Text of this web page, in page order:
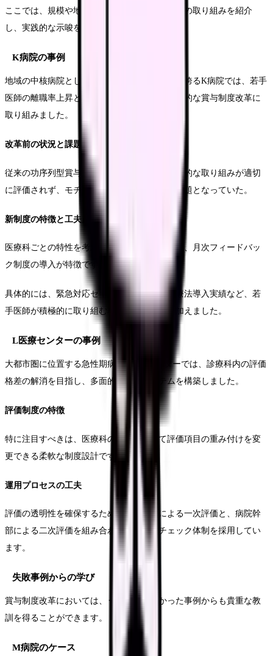
ここでは、規模や地域の異なる複数の医療機関の取り組みを紹介
し、実践的な示唆を提供します。
K病院の事例
地域の中核病院として年間外来患者数15万人を誇るK病院では、若手
医師の離職率上昇という課題を踏まえて、抜本的な賞与制度改革に
取り組みました。
改革前の状況と課題
従来の功序列型賞与制度では、若手医師の探究的な取り組みが適切
に評価されず、モチベーション低下が深刻な問題となっていた。
新制度の特徴と工夫点
医療科ごとの特性を考慮した評価指標の設定と、月次フィードバッ
ク制度の導入が特徴です。
具体的には、緊急対応セキュリティや新規治療法導入実績など、若
手医師が積極的に取り組む項目を評価項目に加えました。
L医療センターの事例
大都市圏に位置する急性期病院L医療センターでは、診療科内の評価
格差の解消を目指し、多面的な評価システムを構築しました。
評価制度の特徴
特に注目すべきは、医療科の特性に応じて評価項目の重み付けを変
更できる柔軟な制度設計です。
運用プロセスの工夫
評価の透明性を確保するため、診療科長による一次評価と、病院幹
部による二次評価を組み合わせたダブルチェック体制を採用してい
ます。
失敗事例からの学び
賞与制度改革においては、うまくいかなかった事例からも貴重な教
訓を得ることができます。
M病院のケース